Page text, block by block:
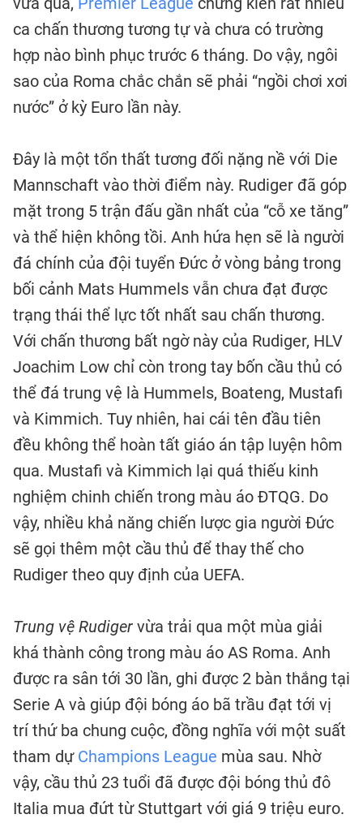
ca chấn thương tương tự và chưa có trường
hợp nào bình phục trước 6 tháng. Do vậy, ngôi
sao của Roma chắc chắn sẽ phải “ngồi chơi xơi
nước” ở kỳ Euro lần này.
Đây là một tổn thất tương đối nặng nề với Die
Mannschaft vào thời điểm này. Rudiger đã góp
mặt trong 5 trận đấu gần nhất của “cỗ xe tăng”
và thể hiện không tồi. Anh hứa hẹn sẽ là người
đá chính của đội tuyển Đức ở vòng bảng trong
bối cảnh Mats Hummels vẫn chưa đạt được
trạng thái thể lực tốt nhất sau chấn thương.
Với chấn thương bất ngờ này của Rudiger, HLV
Joachim Low chỉ còn trong tay bốn cầu thủ có
thể đá trung vệ là Hummels, Boateng, Mustafi
và Kimmich. Tuy nhiên, hai cái tên đầu tiên
đều không thể hoàn tất giáo án tập luyện hôm
qua. Mustafi và Kimmich lại quá thiếu kinh
nghiệm chinh chiến trong màu áo ĐTQG. Do
vậy, nhiều khả năng chiến lược gia người Đức
sẽ gọi thêm một cầu thủ để thay thế cho
Rudiger theo quy định của UEFA.
Trung vệ Rudiger vừa trải qua một mùa giải
khá thành công trong màu áo AS Roma. Anh
được ra sân tới 30 lần, ghi được 2 bàn thắng tại
Serie A và giúp đội bóng áo bã trầu đạt tới vị
trí thứ ba chung cuộc, đồng nghĩa với một suất
tham dự Champions League mùa sau. Nhờ
vậy, cầu thủ 23 tuổi đã được đội bóng thủ đô
Italia mua đứt từ Stuttgart với giá 9 triệu euro.